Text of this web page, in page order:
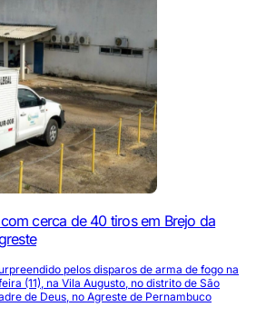
cerca de 40 tiros em Brejo da
pelos disparos de arma de fogo na
(11), na Vila Augusto, no distrito de São
de Deus, no Agreste de Pernambuco